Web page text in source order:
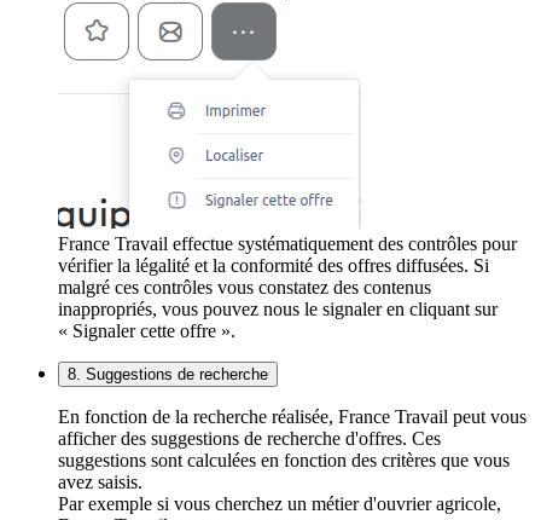
France Travail effectue systématiquement des contrôles pour
vérifier la légalité et la conformité des offres diffusées. Si
malgré ces contrôles vous constatez des contenus
inappropriés, vous pouvez nous le signaler en cliquant sur
« Signaler cette offre ».
8. Suggestions de recherche
En fonction de la recherche réalisée, France Travail peut vous
afficher des suggestions de recherche d'offres. Ces
suggestions sont calculées en fonction des critères que vous
avez saisis.
Par exemple si vous cherchez un métier d'ouvrier agricole,